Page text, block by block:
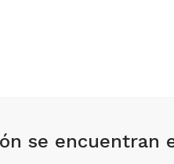
se encuentran